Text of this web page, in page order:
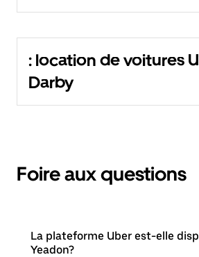
: location de voitures
Darby
Foire aux questions
La plateforme Uber est-elle
Yeadon?